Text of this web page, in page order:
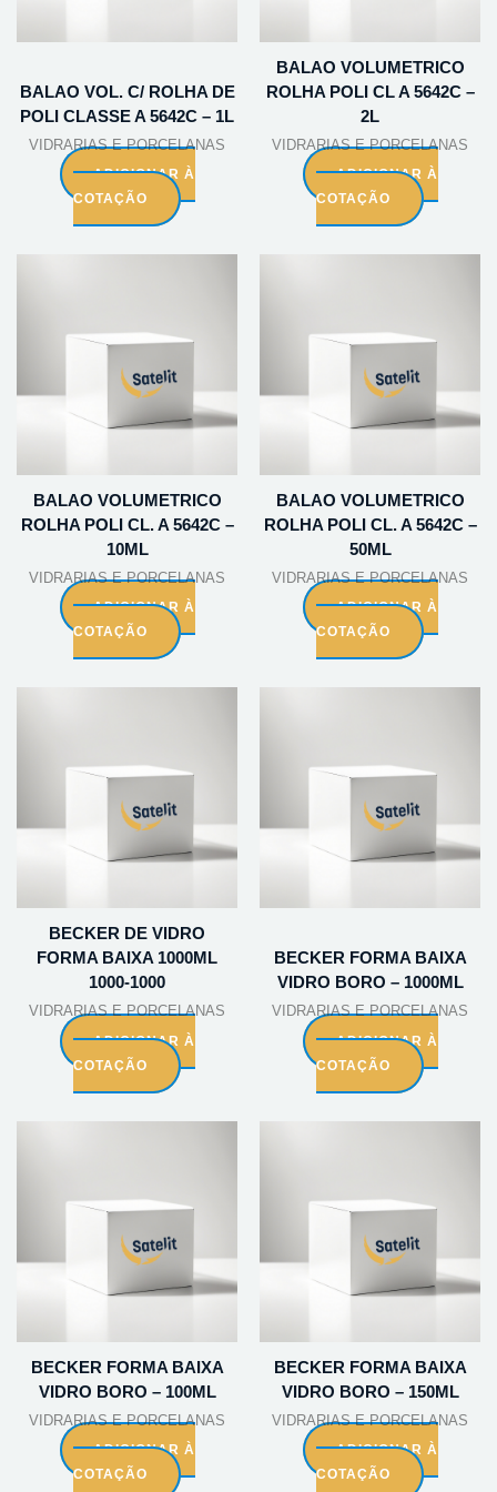
BALAO VOL. C/ ROLHA DE
POLI CLASSE A 5642C – 1L
VIDRARIAS E PORCELANAS
ADICIONAR À
COTAÇÃO
BALAO VOLUMETRICO
ROLHA POLI CL A 5642C –
2L
VIDRARIAS E PORCELANAS
ADICIONAR À
COTAÇÃO
BALAO VOLUMETRICO
ROLHA POLI CL. A 5642C –
10ML
VIDRARIAS E PORCELANAS
ADICIONAR À
COTAÇÃO
BALAO VOLUMETRICO
ROLHA POLI CL. A 5642C –
50ML
VIDRARIAS E PORCELANAS
ADICIONAR À
COTAÇÃO
BECKER DE VIDRO
FORMA BAIXA 1000ML
1000-1000
VIDRARIAS E PORCELANAS
ADICIONAR À
COTAÇÃO
BECKER FORMA BAIXA
VIDRO BORO – 1000ML
VIDRARIAS E PORCELANAS
ADICIONAR À
COTAÇÃO
BECKER FORMA BAIXA
VIDRO BORO – 100ML
VIDRARIAS E PORCELANAS
ADICIONAR À
COTAÇÃO
BECKER FORMA BAIXA
VIDRO BORO – 150ML
VIDRARIAS E PORCELANAS
ADICIONAR À
COTAÇÃO